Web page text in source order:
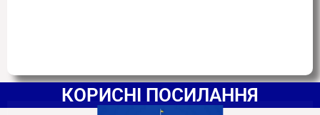
КОРИСНІ ПОСИЛАННЯ